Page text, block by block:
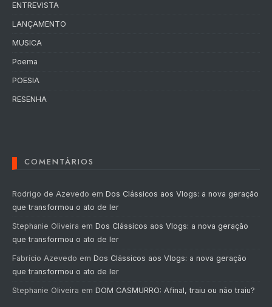
ENTREVISTA
LANÇAMENTO
MUSICA
Poema
POESIA
RESENHA
COMENTÁRIOS
Rodrigo de Azevedo em Dos Clássicos aos Vlogs: a nova geração
que transformou o ato de ler
Stephanie Oliveira em Dos Clássicos aos Vlogs: a nova geração
que transformou o ato de ler
Fabrício Azevedo em Dos Clássicos aos Vlogs: a nova geração
que transformou o ato de ler
Stephanie Oliveira em DOM CASMURRO: Afinal, traiu ou não traiu?